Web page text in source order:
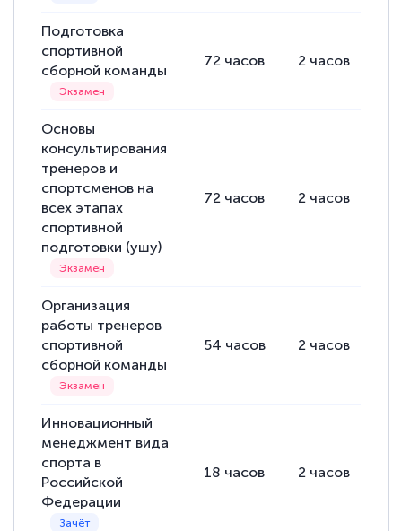
Подготовка
спортивной
сборной команды
72 часов 2 часов
Основы
консультирования
тренеров и
спортсменов на
всех этапах
спортивной
подготовки (ушу)
72 часов 2 часов
Организация
работы тренеров
спортивной
сборной команды
54 часов 2 часов
Инновационный
менеджмент вида
спорта в
Российской
Федерации
18 часов 2 часов